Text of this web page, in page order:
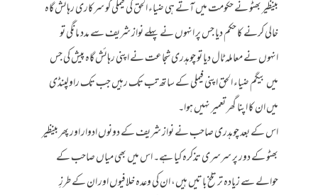
بینظیر بھٹو نے حکومت میں آتے ہی ضیاء الحق کی فیملی کو سرکاری رہائش گاہ
خالی کرنے کا حکم دیا جس پر انہوں نے پہلے نواز شریف سے مدد مانگی تو
انہوں نے معاملہ ٹال دیا تو چوہدری شجاعت نے اپنی رہائش گاہ پیش کی جس
میں بیگم ضیاء الحق اپنی فیملی کے ساتھ تب تک رہیں جب تک راولپنڈی
میں ان کا اپنا گھر تعمیر نہیں ہوا۔
اس کے بعد چوہدری صاحب نے نواز شریف کے دونوں ادوار اور پھر بینظیر
بھٹو کے دور پر سرسری تذکرہ کیا ہے۔ اس میں بھی میاں صاحب کے
حوالے سے زیادہ تر تلخ باتیں ہیں، ان کی وعدہ خلافیوں اور ان کے طرزِ